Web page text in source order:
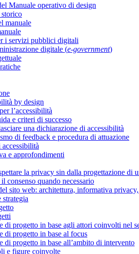
Manuale operativo di design
storico
manuale
i servizi pubblici digitali
digitale (e-government)
by design
l’accessibilità
e criteri di successo
una dichiarazione di accessibilità
di feedback e procedura di attuazione
e approfondimenti
la privacy sin dalla progettazione di
consenso quando necessario
sito web: architettura, informativa
di progetto in base agli attori coinvolti nel
di progetto in base al focus
di progetto in base all’ambito di intervento
e figure coinvolte